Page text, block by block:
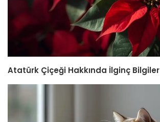
Atatürk Çiçeği Hakkında İlginç Bilgiler